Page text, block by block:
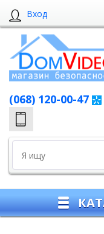
Вход
(068) 120-00-47